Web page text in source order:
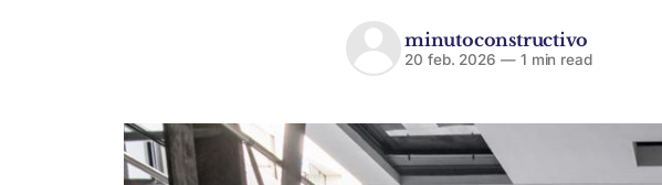
minutoconstructivo
20 feb. 2026 —1 min read